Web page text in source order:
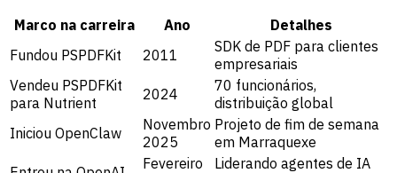
Marco na carreira
Ano
Detalhes
Fundou PSPDFKit
2011
SDK de PDF para clientes
empresariais
Vendeu PSPDFKit
para Nutrient
2024
70 funcionários,
distribuição global
Iniciou OpenClaw
Novembro
2025
Projeto de fim de semana
em Marraquexe
Fevereiro
Liderando agentes de IA